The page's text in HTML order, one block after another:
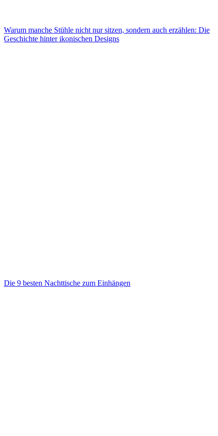
Warum manche Stühle nicht nur sitzen, sondern auch erzählen: Die
Geschichte hinter ikonischen Designs
Die 9 besten Nachttische zum Einhängen